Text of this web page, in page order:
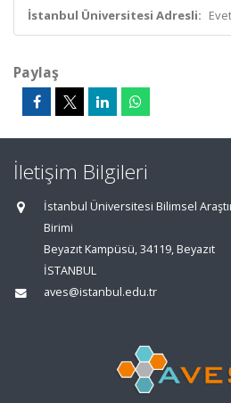
İstanbul Üniversitesi Adresli: Evet
Paylaş
İletişim Bilgileri
İstanbul Üniversitesi Bilimsel
Birimi
Beyazıt Kampüsü, 34119, Beyazıt
İSTANBUL
aves@istanbul.edu.tr